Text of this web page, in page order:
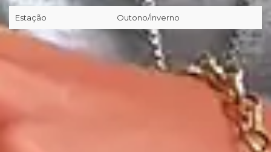
Estação Outono/Inverno
📦
Primeira troca grátis (desde que preenchidos os pré-
requisitos da nossa Política de Trocas/Devoluções).
Você tem 7 dias corridos a partir da entrega realizada pela
transportadora/correios para realizar a solicitação formal de